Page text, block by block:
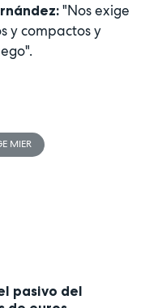
"Nos exige
y compactos y
MIER
pasivo del